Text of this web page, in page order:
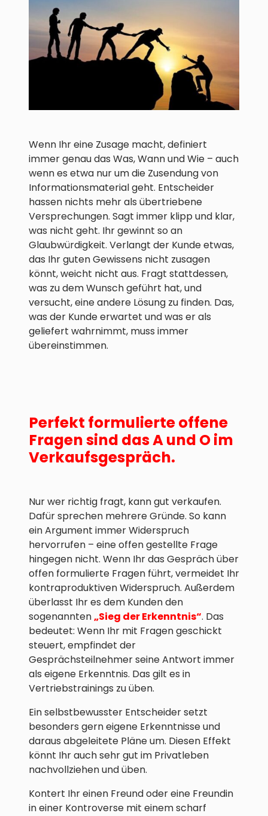
Wenn Ihr eine Zusage macht, definiert
immer genau das Was, Wann und Wie – auch
wenn es etwa nur um die Zusendung von
Informationsmaterial geht. Entscheider
hassen nichts mehr als übertriebene
Versprechungen. Sagt immer klipp und klar,
was nicht geht. Ihr gewinnt so an
Glaubwürdigkeit. Verlangt der Kunde etwas,
das Ihr guten Gewissens nicht zusagen
könnt, weicht nicht aus. Fragt stattdessen,
was zu dem Wunsch geführt hat, und
versucht, eine andere Lösung zu finden. Das,
was der Kunde erwartet und was er als
geliefert wahrnimmt, muss immer
übereinstimmen.
Perfekt formulierte offene
Fragen sind das A und O im
Verkaufsgespräch.
Nur wer richtig fragt, kann gut verkaufen.
Dafür sprechen mehrere Gründe. So kann
ein Argument immer Widerspruch
hervorrufen – eine offen gestellte Frage
hingegen nicht. Wenn Ihr das Gespräch über
offen formulierte Fragen führt, vermeidet Ihr
kontraproduktiven Widerspruch. Außerdem
überlasst Ihr es dem Kunden den
sogenannten„Sieg der Erkenntnis“. Das
bedeutet: Wenn Ihr mit Fragen geschickt
steuert, empfindet der
Gesprächsteilnehmer seine Antwort immer
als eigene Erkenntnis. Das gilt es in
Vertriebstrainings zu üben.
Ein selbstbewusster Entscheider setzt
besonders gern eigene Erkenntnisse und
daraus abgeleitete Pläne um. Diesen Effekt
könnt Ihr auch sehr gut im Privatleben
nachvollziehen und üben.
Kontert Ihr einen Freund oder eine Freundin
in einer Kontroverse mit einem scharf